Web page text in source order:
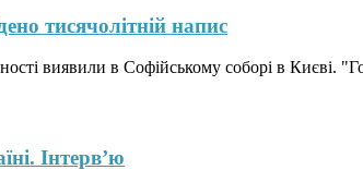
тисячолітній напис
виявили в Софійському соборі в
Інтерв’ю